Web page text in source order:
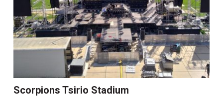
Scorpions Tsirio Stadium